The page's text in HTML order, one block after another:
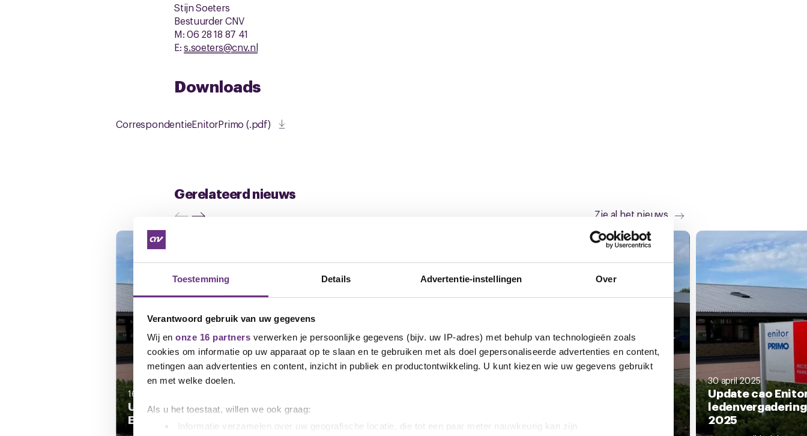
Toestemming Details Advertentie-instellingen Over
Verantwoord gebruik van uw gegevens
Wij en onze 16 partners verwerken je persoonlijke gegevens (bijv. uw IP-adres) met behulp van technologieën zoals
cookies om informatie op uw apparaat op te slaan en te gebruiken met als doel gepersonaliseerde advertenties en content,
metingen aan advertenties en content, inzicht in publiek en productontwikkeling. U kunt kiezen wie uw gegevens gebruikt
en met welke doelen.
Als u het toestaat, willen we ook graag:
Informatie verzamelen over uw geografische locatie, die tot een paar meter nauwkeurig kan zijn
Stijn Soeters
Bestuurder CNV
M: 06 28 18 87 41
E:s.soeters@cnv.nl
Downloads
CorrespondentieEnitorPrimo (.pdf)
Gerelateerd nieuws
Zie al het nieuws
16 juni 2026
Update loonsverhoging
Enitor Primo
Primo 2025-2027
Primo
30 april 2025
Update cao
2025